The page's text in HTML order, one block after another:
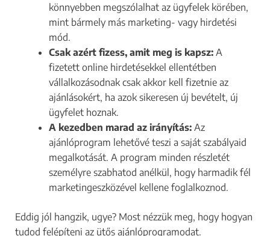
könnyebben megszólalhat az ügyfelek körében,
mint bármely más marketing- vagy hirdetési
mód.
Csak azért fizess, amit meg is kapsz: A
fizetett online hirdetésekkel ellentétben
vállalkozásodnak csak akkor kell fizetnie az
ajánlásokért, ha azok sikeresen új bevételt, új
ügyfelet hoznak.
A kezedben marad az irányítás: Az
ajánlóprogram lehetővé teszi a saját szabályaid
megalkotását. A program minden részletét
személyre szabhatod anélkül, hogy harmadik fél
marketingeszközével kellene foglalkoznod.
Eddig jól hangzik, ugye? Most nézzük meg, hogy hogyan
tudod felépíteni az ütős ajánlóprogramodat.